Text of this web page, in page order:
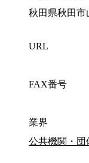
秋田県秋田市
URL
FAX番号
業界
公共機関・団